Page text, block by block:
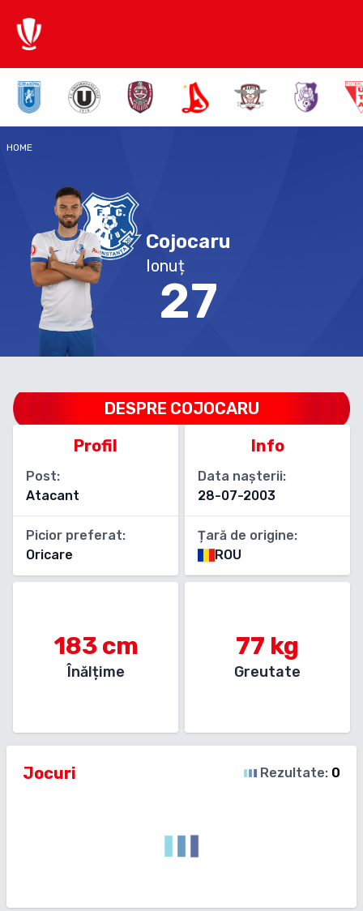
HOME
27
Cojocaru
Ionuț
DESPRE COJOCARU
Profil
Post:
Atacant
Picior preferat:
Oricare
Info
Data nașterii:
28-07-2003
Țară de origine:
ROU
183cm
Înălțime
77 kg
Greutate
Jocuri Rezultate: 0